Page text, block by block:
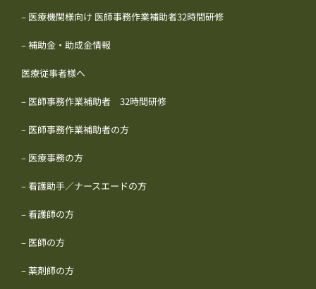
– 医療機関様向け 医師事務作業補助者32時間研修
– 補助金・助成金情報
医療従事者様へ
– 医師事務作業補助者 32時間研修
– 医師事務作業補助者の方
– 医療事務の方
– 看護助手／ナースエードの方
– 看護師の方
– 医師の方
– 薬剤師の方